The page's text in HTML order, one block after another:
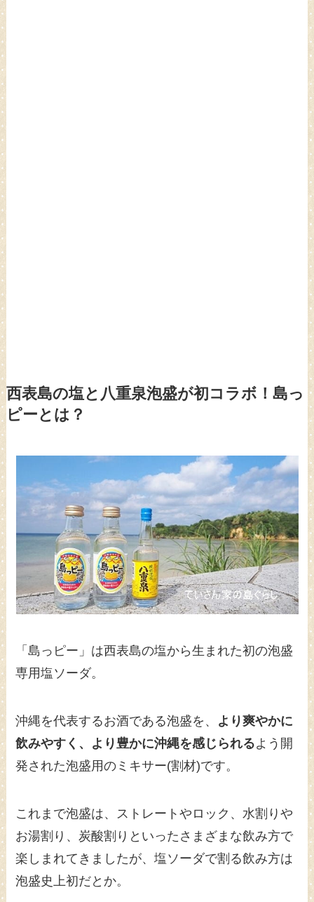
西表島の塩と八重泉泡盛が初コラボ！島っ
ピーとは？
「島っピー」は西表島の塩から生まれた初の泡盛
専用塩ソーダ。
沖縄を代表するお酒である泡盛を、 より爽やかに
飲みやすく、より豊かに沖縄を感じられるよう開
発された泡盛用のミキサー(割材)です。
これまで泡盛は、ストレートやロック、水割りや
お湯割り、炭酸割りといったさまざまな飲み方で
楽しまれてきましたが、塩ソーダで割る飲み方は
泡盛史上初だとか。